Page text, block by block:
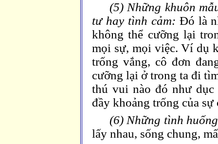
(5) Những khuôn
tư hay tình cảm: Đó là
không thể cưỡng lại
mọi sự, mọi việc. Ví dụ
trống vắng, cô đơn
cưỡng lại ở trong ta đi
thú vui nào đó như
đầy khoảng trống của sự
(6) Những tình
lấy nhau, sống chung,